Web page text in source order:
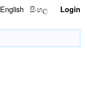
English සිංහල Login